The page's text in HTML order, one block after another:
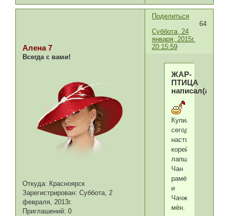
Поделиться
64
Суббота, 24
января, 2015г.
20:15:59
Алена 7
Всегда с вами!
Откуда: Красноярск
Зарегистрирован: Суббота, 2
февраля, 2013г.
Приглашений: 0
ЖАР-
ПТИЦА
написал(а):
Купила
сегодня
настоящую
корейскую
лапшу:
Чан
рамён
и
Чачжан
мён.